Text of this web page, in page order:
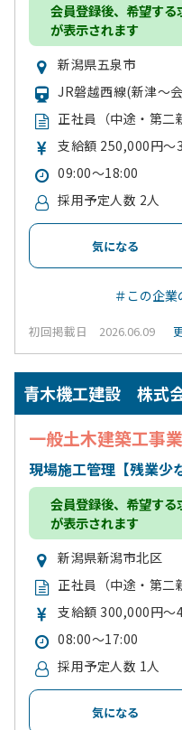
会員登録後、希望する
が表示されます
新潟県五泉市
JR磐越西線(新津～
正社員（中途・第二
支給額 250,000円～
09:00～18:00
採用予定人数 2人
気になる
＃この企業
初回掲載日 2026.06.09
青木機工建設 株式
一般土木建築工事業
現場施工管理【残業少
会員登録後、希望する
が表示されます
新潟県新潟市北区
正社員（中途・第二
支給額 300,000円～
08:00～17:00
採用予定人数 1人
気になる